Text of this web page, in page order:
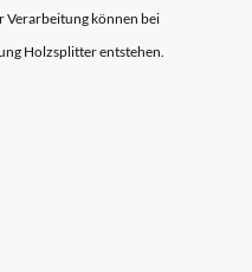
Verarbeitung können bei
Holzsplitter entstehen.